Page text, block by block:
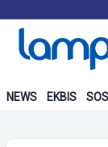
NEWS EKBIS